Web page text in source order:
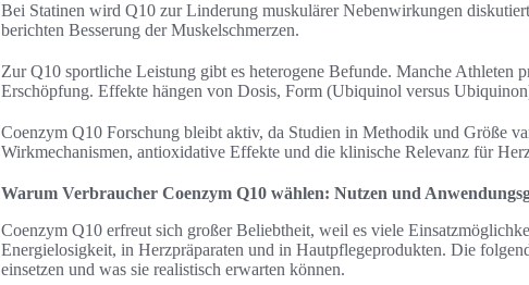
Bei Statinen wird Q10 zur Linderung muskulärer Nebenwirkungen
berichten Besserung der Muskelschmerzen.
Zur Q10 sportliche Leistung gibt es heterogene Befunde. Manche Athleten
Erschöpfung. Effekte hängen von Dosis, Form (Ubiquinol versus
Coenzym Q10 Forschung bleibt aktiv, da Studien in Methodik und Größe
Wirkmechanismen, antioxidative Effekte und die klinische Relevanz für
Warum Verbraucher Coenzym Q10 wählen: Nutzen und
Coenzym Q10 erfreut sich großer Beliebtheit, weil es viele
Energielosigkeit, in Herzpräparaten und in Hautpflegeprodukten. Die
einsetzen und was sie realistisch erwarten können.